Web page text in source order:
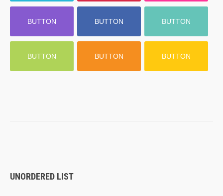
BUTTON BUTTON BUTTON
BUTTON BUTTON BUTTON
UNORDERED LIST